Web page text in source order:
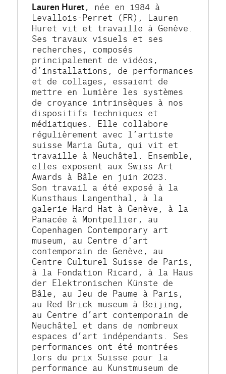
Lauren Huret, née en 1984 à
Levallois-Perret (FR), Lauren
Huret vit et travaille à Genève.
Ses travaux visuels et ses
recherches, composés
principalement de vidéos,
d’installations, de performances
et de collages, essaient de
mettre en lumière les systèmes
de croyance intrinsèques à nos
dispositifs techniques et
médiatiques. Elle collabore
régulièrement avec l’artiste
suisse Maria Guta, qui vit et
travaille à Neuchâtel. Ensemble,
elles exposent aux Swiss Art
Awards à Bâle en juin 2023.
Son travail a été exposé à la
Kunsthaus Langenthal, à la
galerie Hard Hat à Genève, à la
Panacée à Montpellier, au
Copenhagen Contemporary art
museum, au Centre d’art
contemporain de Genève, au
Centre Culturel Suisse de Paris,
à la Fondation Ricard, à la Haus
der Elektronischen Künste de
Bâle, au Jeu de Paume à Paris,
au Red Brick museum à Beijing,
au Centre d’art contemporain de
Neuchâtel et dans de nombreux
espaces d’art indépendants. Ses
performances ont été montrées
lors du prix Suisse pour la
performance au Kunstmuseum de